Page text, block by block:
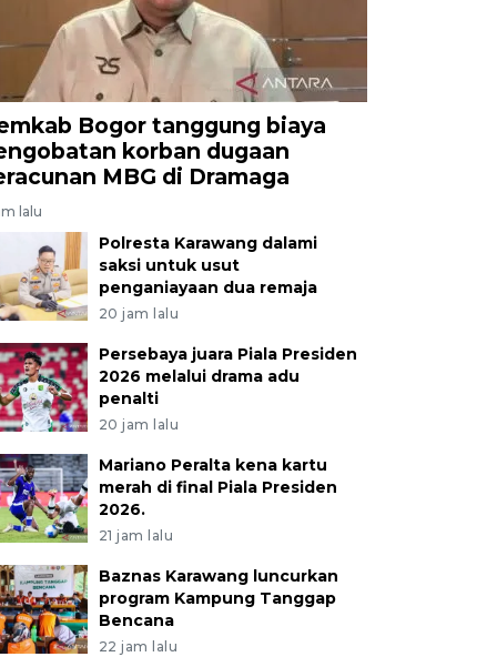
Bogor tanggung biaya
korban dugaan
MBG di Dramaga
lalu
Polresta Karawang dalami
saksi untuk usut
penganiayaan dua remaja
20 jam lalu
Persebaya juara Piala Presiden
2026 melalui drama adu
penalti
20 jam lalu
Mariano Peralta kena kartu
merah di final Piala Presiden
2026.
21 jam lalu
Baznas Karawang luncurkan
program Kampung Tanggap
Bencana
22 jam lalu